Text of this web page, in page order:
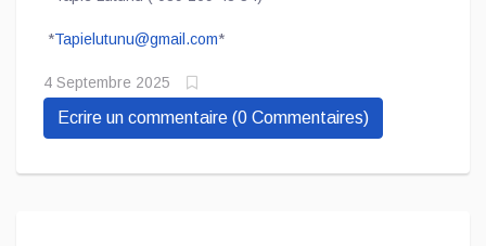
*Tapielutunu@gmail.com*
4 Septembre 2025
Ecrire un commentaire (0 Commentaires)